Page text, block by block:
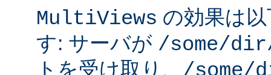
MultiViews の効果は
す: サーバが /some/
トを受け取り、